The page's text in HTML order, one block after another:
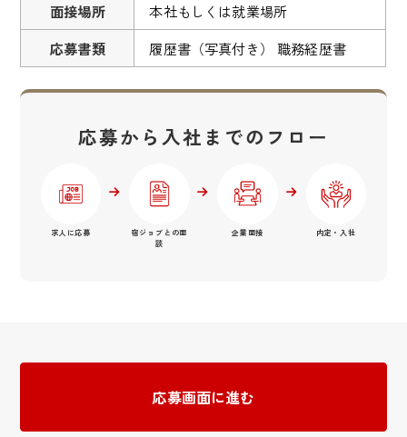
面接場所
本社もしくは就業場所
応募書類
履歴書（写真付き） 職務経歴書
応募から入社までのフロー
求人に応募
宿ジョブとの面
談
企業面接 内定・入社
応募画面に進む